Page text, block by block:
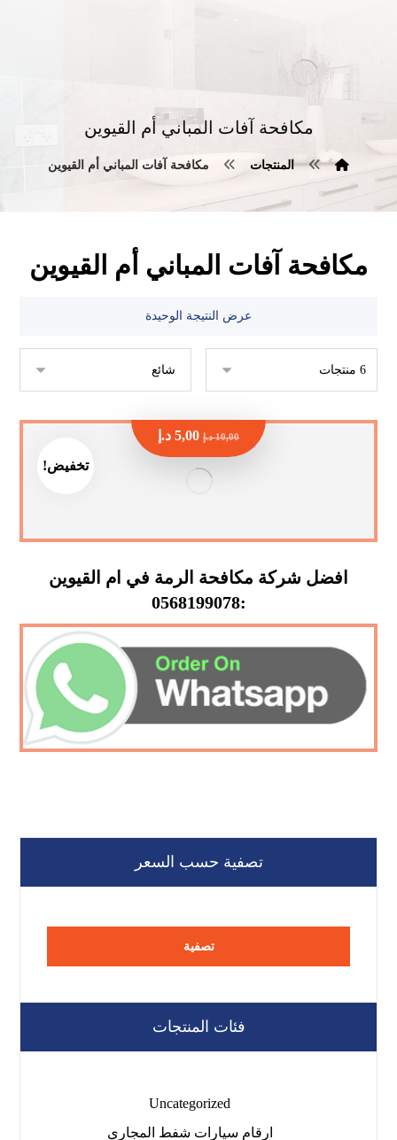
مكافحة آفات المباني أم القيوين
المنتجات مكافحة آفات المباني أم القيوين
مكافحة آفات المباني أم القيوين
عرض النتيجة الوحيدة
تخفيض!
افضل شركة مكافحة الرمة في ام القيوين
:0568199078
10,00 د.إ 5,00 د.إ
تصفية حسب السعر
تصفية
فئات المنتجات
Uncategorized
ارقام سيارات شفط المجاري